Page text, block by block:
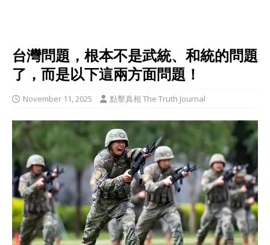
台灣問題，根本不是武統、和統的問題
了，而是以下這兩方面問題！
November 11, 2025 點擊真相 The Truth Journal